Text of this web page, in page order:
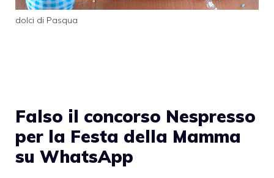
dolci di Pasqua
Falso il concorso Nespresso
per la Festa della Mamma
su WhatsApp